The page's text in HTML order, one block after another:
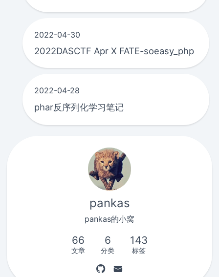
2022-04-30
2022DASCTF Apr X FATE-soeasy_php
2022-04-28
phar反序列化学习笔记
pankas
pankas的小窝
66
文章
6
分类
143
标签